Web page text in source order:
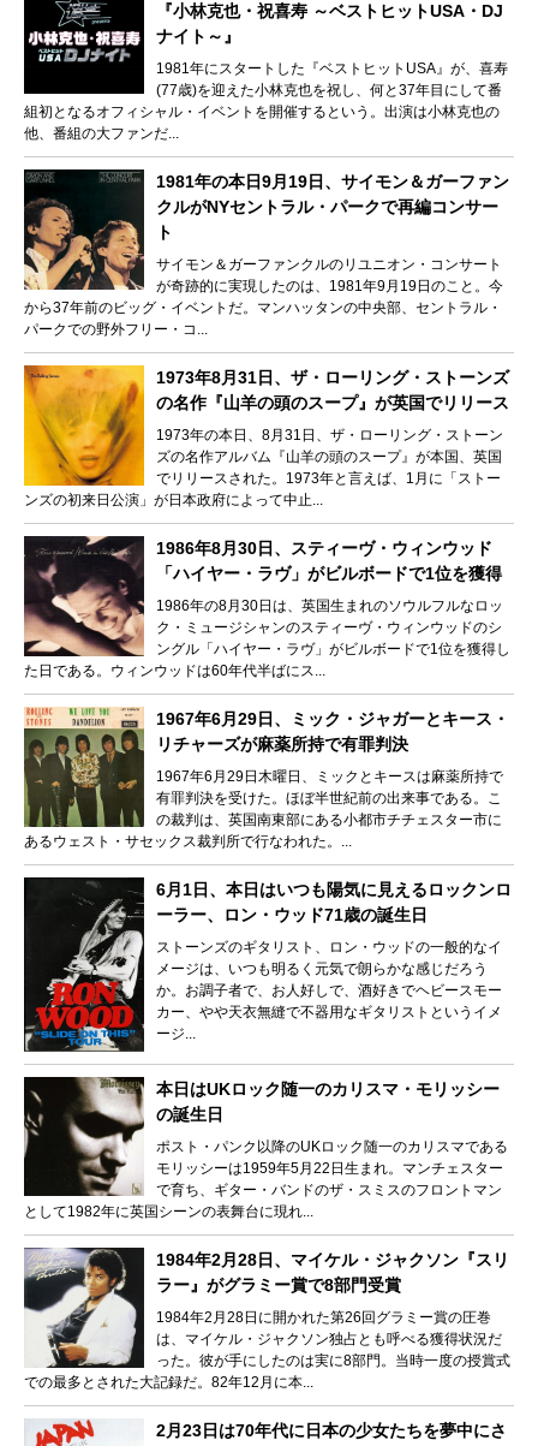
『小林克也・祝喜寿 ～ベストヒットUSA・DJ
ナイト～』
1981年にスタートした『ベストヒットUSA』が、喜寿
(77歳)を迎えた小林克也を祝し、何と37年目にして番
組初となるオフィシャル・イベントを開催するという。出演は小林克也の
他、番組の大ファンだ...
1981年の本日9月19日、サイモン＆ガーファン
クルがNYセントラル・パークで再編コンサー
ト
サイモン＆ガーファンクルのリユニオン・コンサート
が奇跡的に実現したのは、1981年9月19日のこと。今
から37年前のビッグ・イベントだ。マンハッタンの中央部、セントラル・
パークでの野外フリー・コ...
1973年8月31日、ザ・ローリング・ストーンズ
の名作『山羊の頭のスープ』が英国でリリース
1973年の本日、8月31日、ザ・ローリング・ストーン
ズの名作アルバム『山羊の頭のスープ』が本国、英国
でリリースされた。1973年と言えば、1月に「ストー
ンズの初来日公演」が日本政府によって中止...
1986年8月30日、スティーヴ・ウィンウッド
「ハイヤー・ラヴ」がビルボードで1位を獲得
1986年の8月30日は、英国生まれのソウルフルなロッ
ク・ミュージシャンのスティーヴ・ウィンウッドのシ
ングル「ハイヤー・ラヴ」がビルボードで1位を獲得し
た日である。ウィンウッドは60年代半ばにス...
1967年6月29日、ミック・ジャガーとキース・
リチャーズが麻薬所持で有罪判決
1967年6月29日木曜日、ミックとキースは麻薬所持で
有罪判決を受けた。ほぼ半世紀前の出来事である。こ
の裁判は、英国南東部にある小都市チチェスター市に
あるウェスト・サセックス裁判所で行なわれた。...
6月1日、本日はいつも陽気に見えるロックンロ
ーラー、ロン・ウッド71歳の誕生日
ストーンズのギタリスト、ロン・ウッドの一般的なイ
メージは、いつも明るく元気で朗らかな感じだろう
か。お調子者で、お人好しで、酒好きでヘビースモー
カー、やや天衣無縫で不器用なギタリストというイメ
ージ...
本日はUKロック随一のカリスマ・モリッシー
の誕生日
ポスト・パンク以降のUKロック随一のカリスマである
モリッシーは1959年5月22日生まれ。マンチェスター
で育ち、ギター・バンドのザ・スミスのフロントマン
として1982年に英国シーンの表舞台に現れ...
1984年2月28日、マイケル・ジャクソン『スリ
ラー』がグラミー賞で8部門受賞
1984年2月28日に開かれた第26回グラミー賞の圧巻
は、マイケル・ジャクソン独占とも呼べる獲得状況だ
った。彼が手にしたのは実に8部門。当時一度の授賞式
での最多とされた大記録だ。82年12月に本...
2月23日は70年代に日本の少女たちを夢中にさ